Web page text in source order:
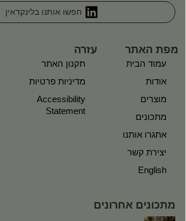
חפשו אותנו בלינקדאין
מפת האתר
עמוד הבית
אודות
מוצרים
מתכונים
אתגרו אותנו
יצירת קשר
English
עזרה
תקנון האתר
מדיניות פרטיות
Accessibility
Statement
מתכונים אחרונים